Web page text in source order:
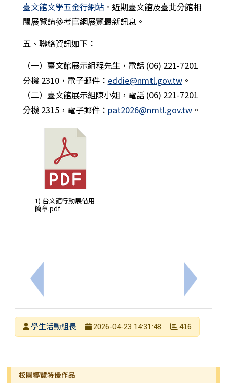
上一筆：2026全國綠建築繪畫徵圖比賽(自行送件)
臺文館文學五金行網站。近期臺文館及臺北分館相
關展覽請參考官網展覽最新訊息。
五、聯絡資訊如下：
（一）臺文館展示組程先生，電話 (06) 221-7201
分機 2310，電子郵件： eddie@nmtl.gov.tw。
（二）臺文館展示組陳小姐，電話 (06) 221-7201
分機 2315，電子郵件： pat2026@nmtl.gov.tw。
1) 台文館行動展借用
簡章.pdf
下一筆：
發布者
學生活動組長
2026-04-23 14:31:48 416
左邊區域內容
校園導覽特優作品